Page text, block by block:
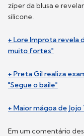
zíper da blusa e
silicone.
+ Lore Improta revela
muito fortes"
+ Preta Gil realiza
"Segue o baile"
+ Maior mágoa de
Em um comentário